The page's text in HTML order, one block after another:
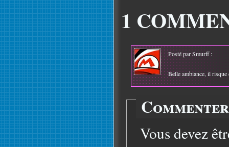
1
Posté par Smurff :
Belle ambiance, il
Vous devez